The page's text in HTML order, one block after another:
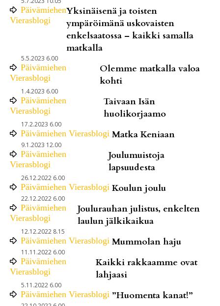
Päivämiehen
Vierasblogi
Yksinäisenä ja toisten
ympäröimänä uskovaisten
enkelsaatossa – kaikki samalla
matkalla
5.5.2023 6.00
Päivämiehen
Vierasblogi
Olemme matkalla valoa
kohti
1.4.2023 6.00
Päivämiehen
Vierasblogi
Taivaan Isän
huolikorjaamo
17.2.2023 6.00
Päivämiehen Vierasblogi Matka Keniaan
9.1.2023 12.00
Päivämiehen
Vierasblogi
Joulumuistoja
lapsuudesta
26.12.2022 6.00
Päivämiehen Vierasblogi Koulun joulu
22.12.2022 6.00
Päivämiehen
Vierasblogi
Joulurauhan julistus, enkelten
laulun jälkikaikua
12.12.2022 8.15
Päivämiehen Vierasblogi Mummolan haju
11.11.2022 6.00
Päivämiehen
Vierasblogi
Kaikki rakkaamme ovat
lahjaasi
5.11.2022 6.00
Päivämiehen Vierasblogi ”Huomenta kanat!”